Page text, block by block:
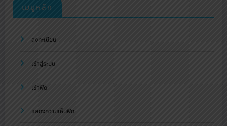
เมนูหลัก
ลงทะเบียน
เข้าสู่ระบบ
เข้าฟีด
แสดงความเห็นฟีด